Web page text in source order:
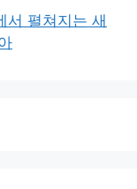
서 펼쳐지는 새